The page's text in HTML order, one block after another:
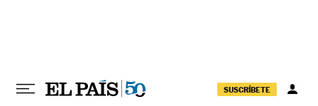
SUSCRÍBETE